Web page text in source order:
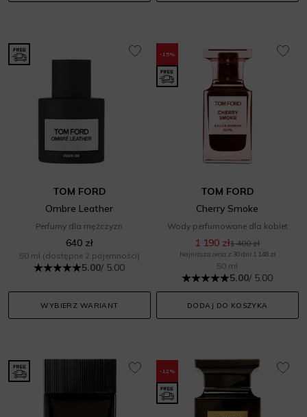
TOM FORD
Ombre Leather
Perfumy dla mężczyzn
640 zł
50 ml (dostępne 2 pojemności)
5.00/ 5.00
WYBIERZ WARIANT
-15%
TOM FORD
Cherry Smoke
Wody perfumowane dla kobiet
1 190 zł1 400 zł
Najniższa cena z 30 dni: 1 148 zł
50 ml
5.00/ 5.00
DODAJ DO KOSZYKA
-12%